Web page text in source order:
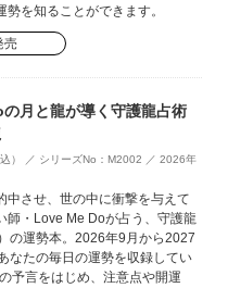
勢を知ることができます。
売
月と龍が導く守護龍占術
） ／ シリーズNo：M2002 ／ 2026年
中させ、世の中に衝撃を与えて
師・Love Me Doが占う、守護龍
の運勢本。2026年9月から2027
なたの毎日の運勢を収録してい
予言をはじめ、注意点や開運